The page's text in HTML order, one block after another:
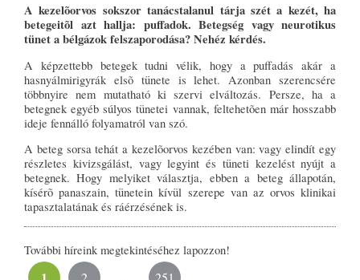
A kezelõorvos sokszor tanácstalanul tárja szét a kezét, ha
betegeitõl azt hallja: puffadok. Betegség vagy neurotikus
tünet a bélgázok felszaporodása? Nehéz kérdés.
A képzettebb betegek tudni vélik, hogy a puffadás akár a
hasnyálmirigyrák elsõ tünete is lehet. Azonban szerencsére
többnyire nem mutatható ki szervi elváltozás. Persze, ha a
betegnek egyéb súlyos tünetei vannak, feltehetõen már hosszabb
ideje fennálló folyamatról van szó.
A beteg sorsa tehát a kezelõorvos kezében van: vagy elindít egy
részletes kivizsgálást, vagy legyint és tüneti kezelést nyújt a
betegnek. Hogy melyiket választja, ebben a beteg állapotán,
kísérõ panaszain, tünetein kívül szerepe van az orvos klinikai
tapasztalatának és ráérzésének is.
További híreink megtekintéséhez lapozzon!